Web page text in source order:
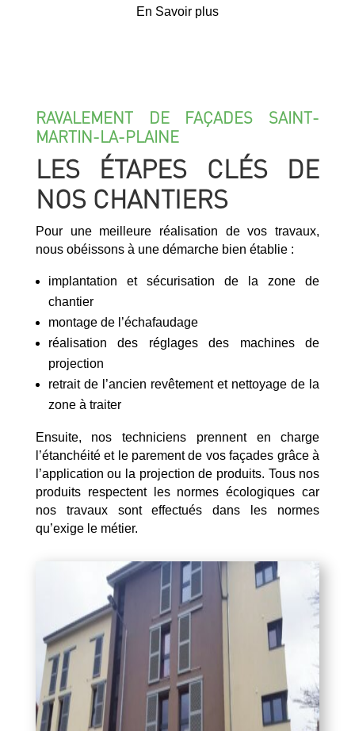
En Savoir plus
RAVALEMENT DE FAÇADES SAINT-
MARTIN-LA-PLAINE
LES ÉTAPES CLÉS DE
NOS CHANTIERS
Pour une meilleure réalisation de vos travaux,
nous obéissons à une démarche bien établie :
implantation et sécurisation de la zone de
chantier
montage de l’échafaudage
réalisation des réglages des machines de
projection
retrait de l’ancien revêtement et nettoyage de la
zone à traiter
Ensuite, nos techniciens prennent en charge
l’étanchéité et le parement de vos façades grâce à
l’application ou la projection de produits. Tous nos
produits respectent les normes écologiques car
nos travaux sont effectués dans les normes
qu’exige le métier.